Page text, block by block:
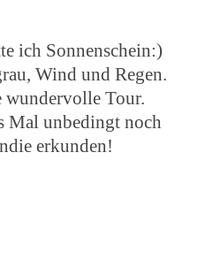
ich Sonnenschein:)
Wind und Regen.
wundervolle Tour.
Mal unbedingt noch
erkunden!